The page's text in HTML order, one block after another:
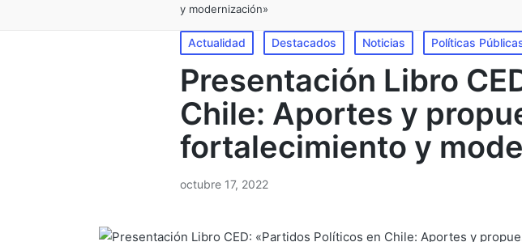
y modernización»
Actualidad Destacados Noticias Políticas
Presentación Libro
Chile: Aportes y
fortalecimiento y
octubre 17, 2022